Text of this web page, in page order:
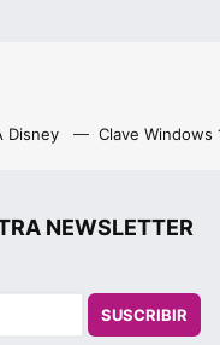
Disney Clave Windows
NEWSLETTER
SUSCRIBIR